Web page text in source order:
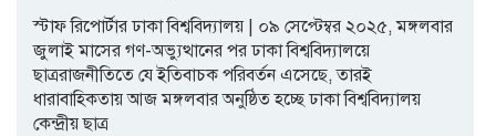
স্টাফ রিপোর্টার ঢাকা বিশ্ববিদ্যালয় | ০৯ সেপ্টেম্বর ২০২৫, মঙ্গলবার
জুলাই মাসের গণ-অভ্যুত্থানের পর ঢাকা বিশ্ববিদ্যালয়ে
ছাত্ররাজনীতিতে যে ইতিবাচক পরিবর্তন এসেছে, তারই
ধারাবাহিকতায় আজ মঙ্গলবার অনুষ্ঠিত হচ্ছে ঢাকা বিশ্ববিদ্যালয়
কেন্দ্রীয় ছাত্র